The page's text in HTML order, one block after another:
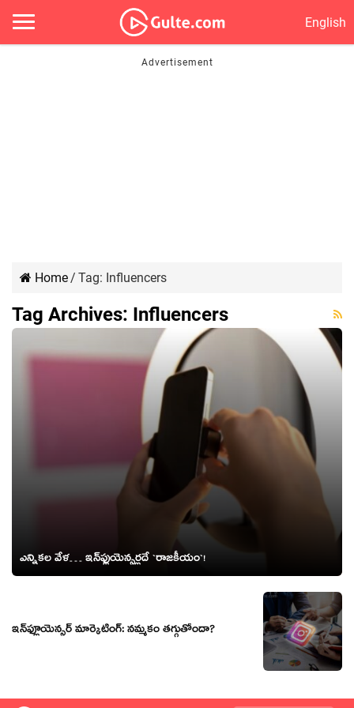
English
Home/ Tag: Influencers
Tag Archives: Influencers
ఎన్నిక‌ల వేళ‌… ఇన్‌ఫ్లుయెన్స‌ర్లదే `రాజ‌కీయం`!
ఇన్‌ఫ్లూయెన్సర్ మార్కెటింగ్: నమ్మకం తగ్గుతోందా?